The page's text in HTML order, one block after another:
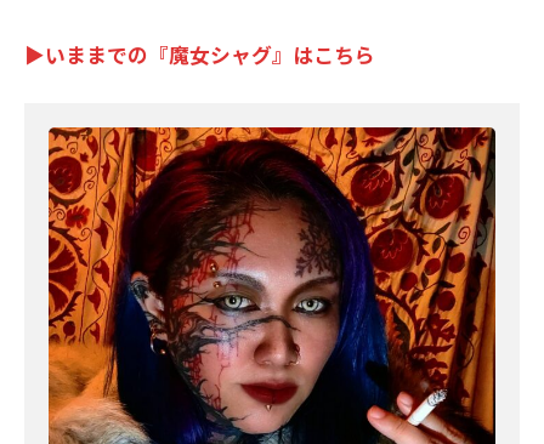
▶いままでの『魔女シャグ』はこちら